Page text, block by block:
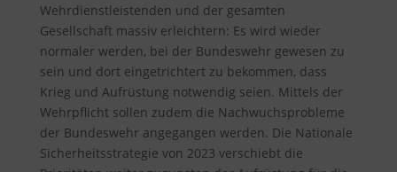
Wehrdienstleistenden und der gesamten
Gesellschaft massiv erleichtern: Es wird wieder
normaler werden, bei der Bundeswehr gewesen zu
sein und dort eingetrichtert zu bekommen, dass
Krieg und Aufrüstung notwendig seien. Mittels der
Wehrpflicht sollen zudem die Nachwuchsprobleme
der Bundeswehr angegangen werden. Die Nationale
Sicherheitsstrategie von 2023 verschiebt die